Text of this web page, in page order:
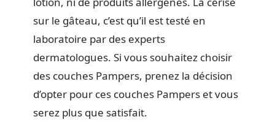
sur le gâteau, c’est qu’il est testé en
laboratoire par des experts
dermatologues. Si vous souhaitez choisir
des couches Pampers, prenez la décision
d’opter pour ces couches Pampers et vous
serez plus que satisfait.